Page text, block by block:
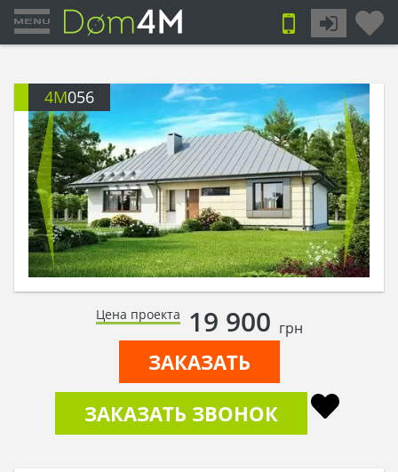
4M056
Цена проекта 19 900 грн
ЗАКАЗАТЬ
ЗАКАЗАТЬ ЗВОНОК